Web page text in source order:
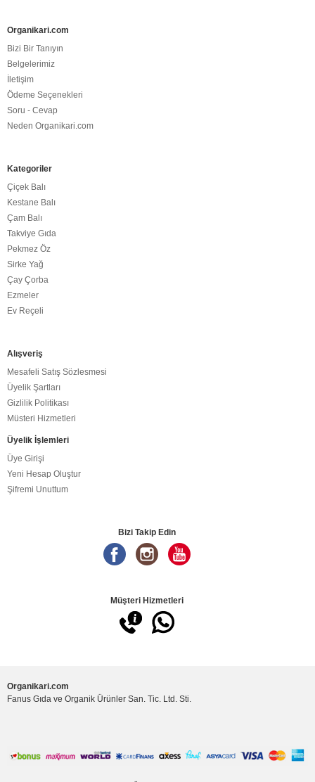
Organikari.com
Bizi Bir Tanıyın
Belgelerimiz
İletişim
Ödeme Seçenekleri
Soru - Cevap
Neden Organikari.com
Kategoriler
Çiçek Balı
Kestane Balı
Çam Balı
Takviye Gıda
Pekmez Öz
Sirke Yağ
Çay Çorba
Ezmeler
Ev Reçeli
Alışveriş
Mesafeli Satış Sözlesmesi
Üyelik Şartları
Gizlilik Politikası
Müsteri Hizmetleri
Üyelik İşlemleri
Üye Girişi
Yeni Hesap Oluştur
Şifremi Unuttum
Bizi Takip Edin
Müşteri Hizmetleri
Organikari.com
Fanus Gıda ve Organik Ürünler San. Tic. Ltd. Sti.